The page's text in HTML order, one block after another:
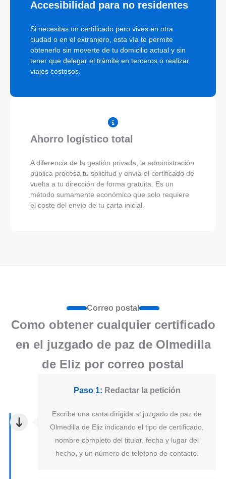
Accesibilidad para no residentes
Si necesitas un certificado pero vives en otra
ciudad o en el extranjero, esta vía te permite
obtenerlo sin moverte de tu domicilio actual y sin
tener que delegar el trámite en terceros o realizar
viajes costosos.
Ahorro logístico total
A diferencia de la gestión privada, la administración
pública procesa tu solicitud y envía el certificado de
vuelta a tu dirección de forma gratuita. Es un
método sumamente económico que solo requiere
el coste del envío de tu carta inicial.
Correo postal
Como obtener cualquier certificado
en el juzgado de paz de Olmedilla
de Eliz por correo postal
Paso 1: Redactar la petición
Escribe una carta dirigida al juzgado de paz de
Olmedilla de Eliz indicando el tipo de certificado,
nombre completo del titular, fecha y lugar del
hecho, y un número de teléfono de contacto.